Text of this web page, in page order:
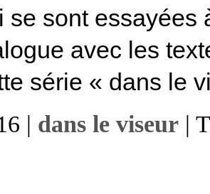
se sont essayées
avec les
série « dans le
| dans le viseur |